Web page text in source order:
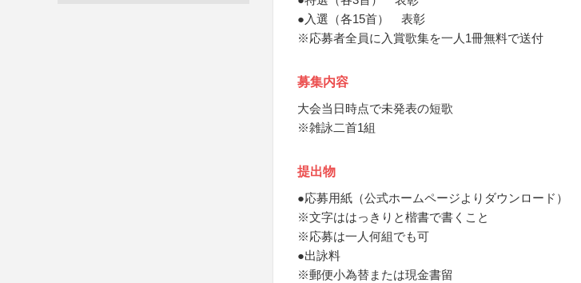
●入選（各15首） 表彰
※応募者全員に入賞歌集を一人1冊無料で送付
募集内容
大会当日時点で未発表の短歌
※雑詠二首1組
提出物
●応募用紙（公式ホームページよりダウンロード）
※文字ははっきりと楷書で書くこと
※応募は一人何組でも可
●出詠料
※郵便小為替または現金書留